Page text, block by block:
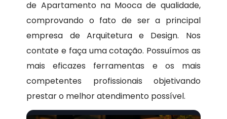
de Apartamento na Mooca de qualidade,
comprovando o fato de ser a principal
empresa de Arquitetura e Design. Nos
contate e faça uma cotação. Possuímos as
mais eficazes ferramentas e os mais
competentes profissionais objetivando
prestar o melhor atendimento possível.